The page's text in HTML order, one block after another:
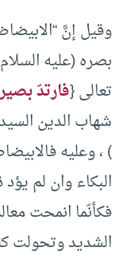
وقیل إنَّ
بصره (عليه
تعالى {فارتدّ
شهاب الدین
) ، وعليه
البكاء وان لم
فكأنّما انمحت
الشديد وتحولت